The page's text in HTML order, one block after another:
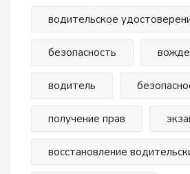
водительское
безопасность
водитель
получение прав
восстановление